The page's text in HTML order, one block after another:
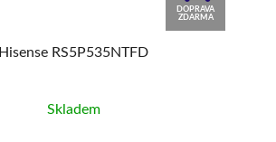
DOPRAVA
ZDARMA
Hisense RS5P535NTFD
Skladem